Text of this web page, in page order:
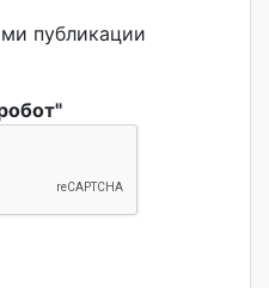
публикации